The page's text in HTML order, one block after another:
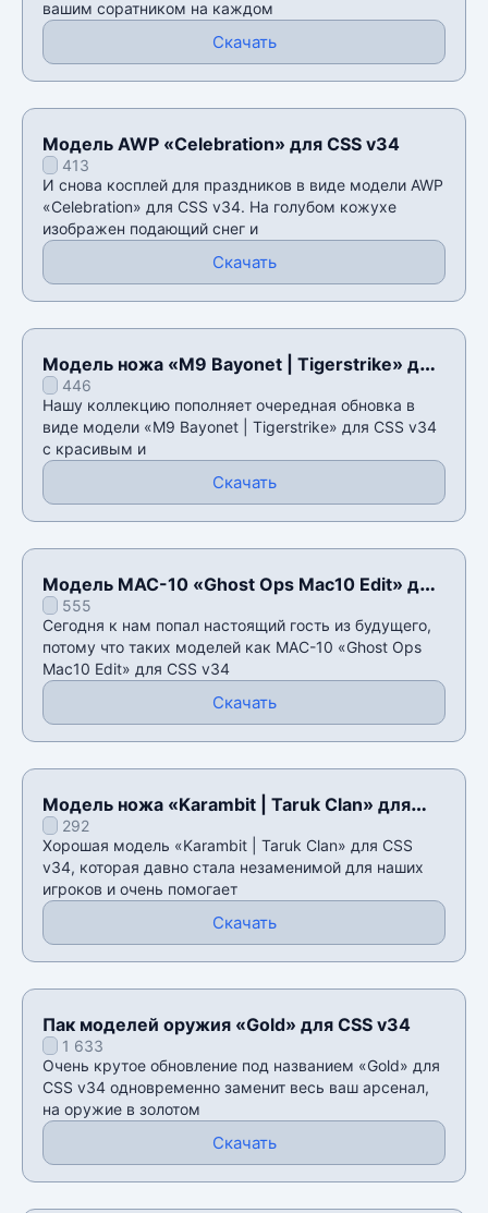
вашим соратником на каждом
Скачать
Модель AWP «Celebration» для CSS v34
413
И снова косплей для праздников в виде модели AWP
«Celebration» для CSS v34. На голубом кожухе
изображен подающий снег и
Скачать
Модель ножа «M9 Bayonet | Tigerstrike» для
CSS v34
446
Нашу коллекцию пополняет очередная обновка в
виде модели «M9 Bayonet | Tigerstrike» для CSS v34
с красивым и
Скачать
Модель MAC-10 «Ghost Ops Mac10 Edit» для
CSS v34
555
Сегодня к нам попал настоящий гость из будущего,
потому что таких моделей как MAC-10 «Ghost Ops
Mac10 Edit» для CSS v34
Скачать
Модель ножа «Karambit | Taruk Clan» для
CSS v34
292
Хорошая модель «Karambit | Taruk Clan» для CSS
v34, которая давно стала незаменимой для наших
игроков и очень помогает
Скачать
Пак моделей оружия «Gold» для CSS v34
1 633
Очень крутое обновление под названием «Gold» для
CSS v34 одновременно заменит весь ваш арсенал,
на оружие в золотом
Скачать